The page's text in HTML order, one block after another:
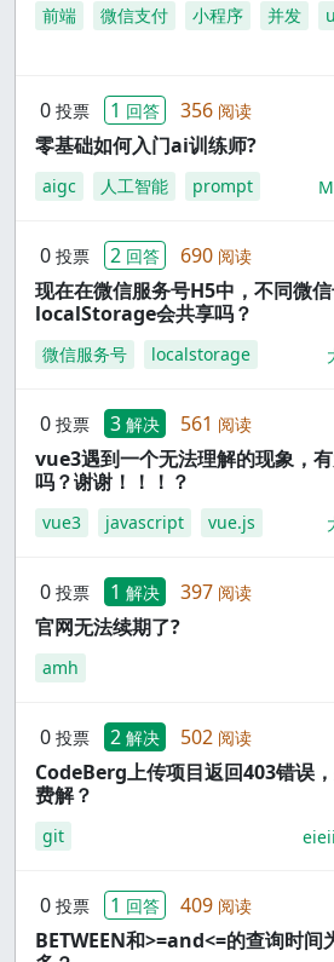
前端 微信支付 小程序 并发
0 投票 1 回答 356 阅读
零基础如何入门ai训练师?
aigc 人工智能 prompt
0 投票 2 回答 690 阅读
现在在微信服务号H5中，不同微
localStorage会共享吗？
微信服务号 localstorage
0 投票 3 解决 561 阅读
vue3遇到一个无法理解的现象，
吗？谢谢！！！？
vue3 javascript vue.js
0 投票 1 解决 397 阅读
官网无法续期了?
amh
0 投票 2 解决 502 阅读
CodeBerg上传项目返回403错误
费解？
git
0 投票 1 回答 409 阅读
BETWEEN和>=and<=的查询时间